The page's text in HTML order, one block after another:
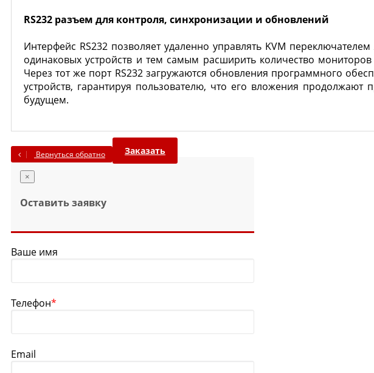
RS232 разъем для контроля, синхронизации и обновлений
Интерфейс RS232 позволяет удаленно управлять KVM
одинаковых устройств и тем самым расширить количество
Через тот же порт RS232 загружаются обновления программного
устройств, гарантируя пользователю, что его вложения продолжают
будущем.
Вернуться обратно Заказать
×
Оставить заявку
Ваше имя
Телефон*
Email